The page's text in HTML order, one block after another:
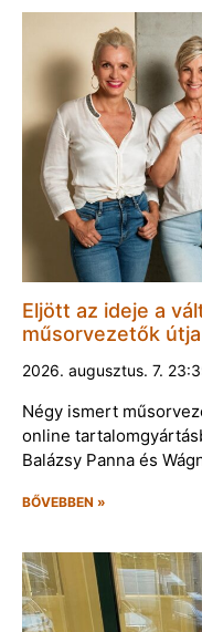
Eljött az ideje a
műsorvezetők
2026. augusztus. 7.
Négy ismert
online
Balázsy Panna és
BŐVEBBEN »